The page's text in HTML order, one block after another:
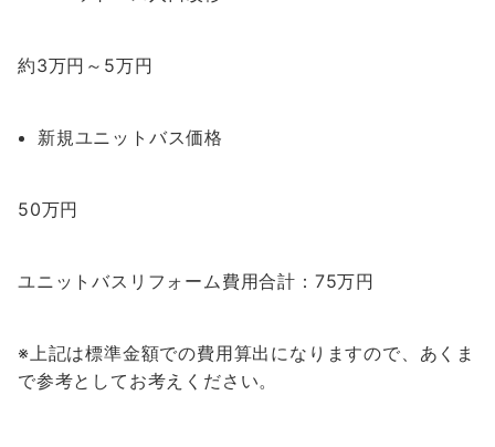
約3万円～5万円
新規ユニットバス価格
50万円
ユニットバスリフォーム費用合計：75万円
※上記は標準金額での費用算出になりますので、あくま
で参考としてお考えください。